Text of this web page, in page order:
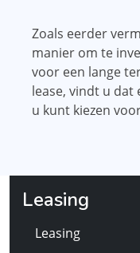
Zoals eerder
manier om te
voor een lange
lease, vindt u
u kunt kiezen
Leasing
Leasing